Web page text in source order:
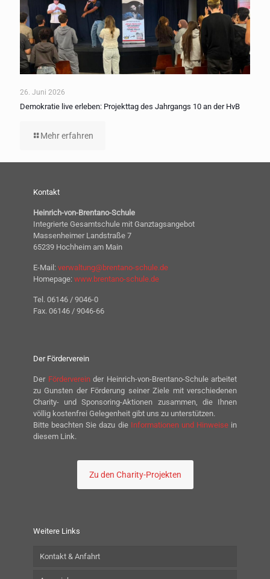
26. Juni 2026
Demokratie live erleben: Projekttag des Jahrgangs 10 an der HvB
Mehr erfahren
Kontakt
Heinrich-von-Brentano-Schule
Integrierte Gesamtschule mit Ganztagsangebot
Massenheimer Landstraße 7
65239 Hochheim am Main
E-Mail: verwaltung@brentano-schule.de
Homepage: www.brentano-schule.de
Tel. 06146 / 9046-0
Fax. 06146 / 9046-66
Der Förderverein
Der Fördervereinder Heinrich-von-Brentano-Schule arbeitet
zu Gunsten der Förderung seiner Ziele mit verschiedenen
Charity- und Sponsoring-Aktionen zusammen, die Ihnen
völlig kostenfrei Gelegenheit gibt uns zu unterstützen.
Bitte beachten Sie dazu die Informationen und Hinweisein
diesem Link.
Zu den Charity-Projekten
Weitere Links
Kontakt & Anfahrt